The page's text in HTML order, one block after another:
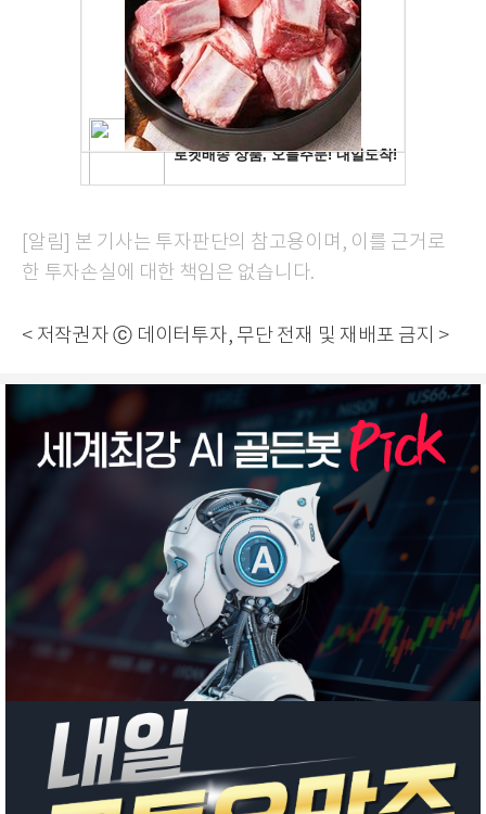
[알림] 본 기사는 투자판단의 참고용이며, 이를 근거로
한 투자손실에 대한 책임은 없습니다.
< 저작권자 ⓒ 데이터투자, 무단 전재 및 재배포 금지 >